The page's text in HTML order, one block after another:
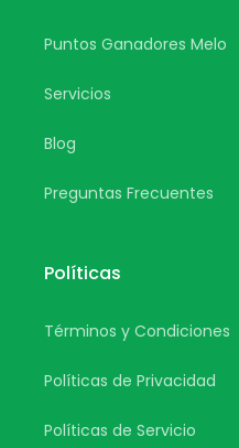
Puntos Ganadores Melo
Servicios
Blog
Preguntas Frecuentes
Políticas
Términos y Condiciones
Políticas de Privacidad
Políticas de Servicio